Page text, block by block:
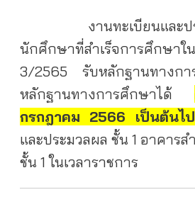
งานทะเบียนและประ
นักศึกษาที่สำเร็จการศึกษาใ
3/2565 รับหลักฐานทางก
หลักฐานทางการศึกษาได้
กรกฎาคม 2566 เป็นต้นไป
และประมวลผล ชั้น 1 อาคาร
ชั้น 1 ในเวลาราชการ